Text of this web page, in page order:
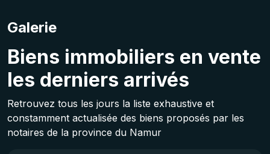
Galerie
Biens immobiliers en vente
les derniers arrivés
Retrouvez tous les jours la liste exhaustive et
constamment actualisée des biens proposés par les
notaires de la province du Namur